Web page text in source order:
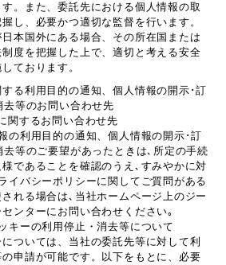
。また、委託先における個人情報の取
し、必要かつ適切な監督を行います。
本国外にある場合、その所在国または
度を把握した上で、適切と考える安全
ております。
る利用目的の通知、個人情報の開示･訂
去等のお問い合わせ先
関するお問い合わせ先
の利用目的の通知、個人情報の開示･訂
去等のご要望があったときは､所定の手続
であることを確認のうえ､すみやかに対
イバシーポリシーに関してご質問がある
れる場合は､当社ホームページ上のジー
ンターにお問い合わせください｡
キーの利用停止・消去等について
ついては、当社の委託先等に対して利
申請が可能です。以下をもとに、必要